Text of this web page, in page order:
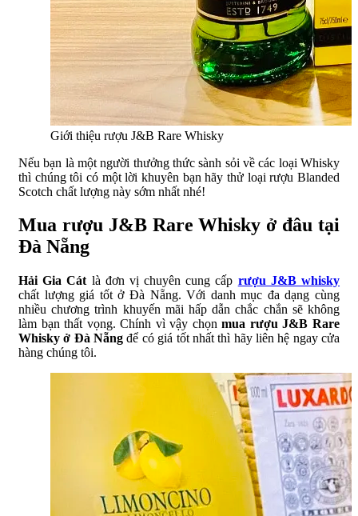
Giới thiệu rượu J&B Rare Whisky
Nếu bạn là một người thưởng thức sành sỏi về các loại Whisky
thì chúng tôi có một lời khuyên bạn hãy thử loại rượu Blanded
Scotch chất lượng này sớm nhất nhé!
Mua rượu J&B Rare Whisky ở đâu tại
Đà Nẵng
Hải Gia Cát là đơn vị chuyên cung cấp rượu J&B whisky
chất lượng giá tốt ở Đà Nẵng. Với danh mục đa dạng cùng
nhiều chương trình khuyến mãi hấp dẫn chắc chắn sẽ không
làm bạn thất vọng. Chính vì vậy chọnmua rượu J&B Rare
Whisky ở Đà Nẵng để có giá tốt nhất thì hãy liên hệ ngay cửa
hàng chúng tôi.